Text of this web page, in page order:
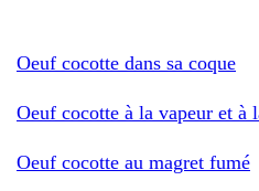
Oeuf cocotte dans sa coque
Oeuf cocotte à la vapeur et à
Oeuf cocotte au magret fumé